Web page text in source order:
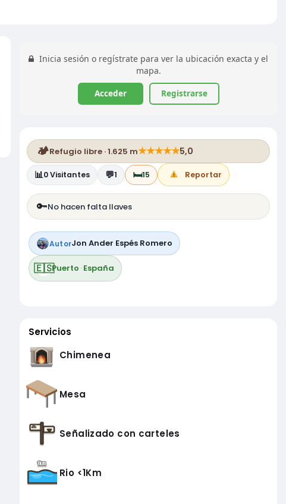
Inicia sesión o regístrate para ver la ubicación exacta y el
mapa.
Acceder Registrarse
🏕️Refugio libre · 1.625 m★★★★★5,0
📊0Visitantes 💬1 🛏️15 Reportar
🔑No hacen falta llaves
AutorJon Ander Espés Romero
🇪🇸Puerto ·España
Servicios
Chimenea
Mesa
Señalizado con carteles
Rio <1Km